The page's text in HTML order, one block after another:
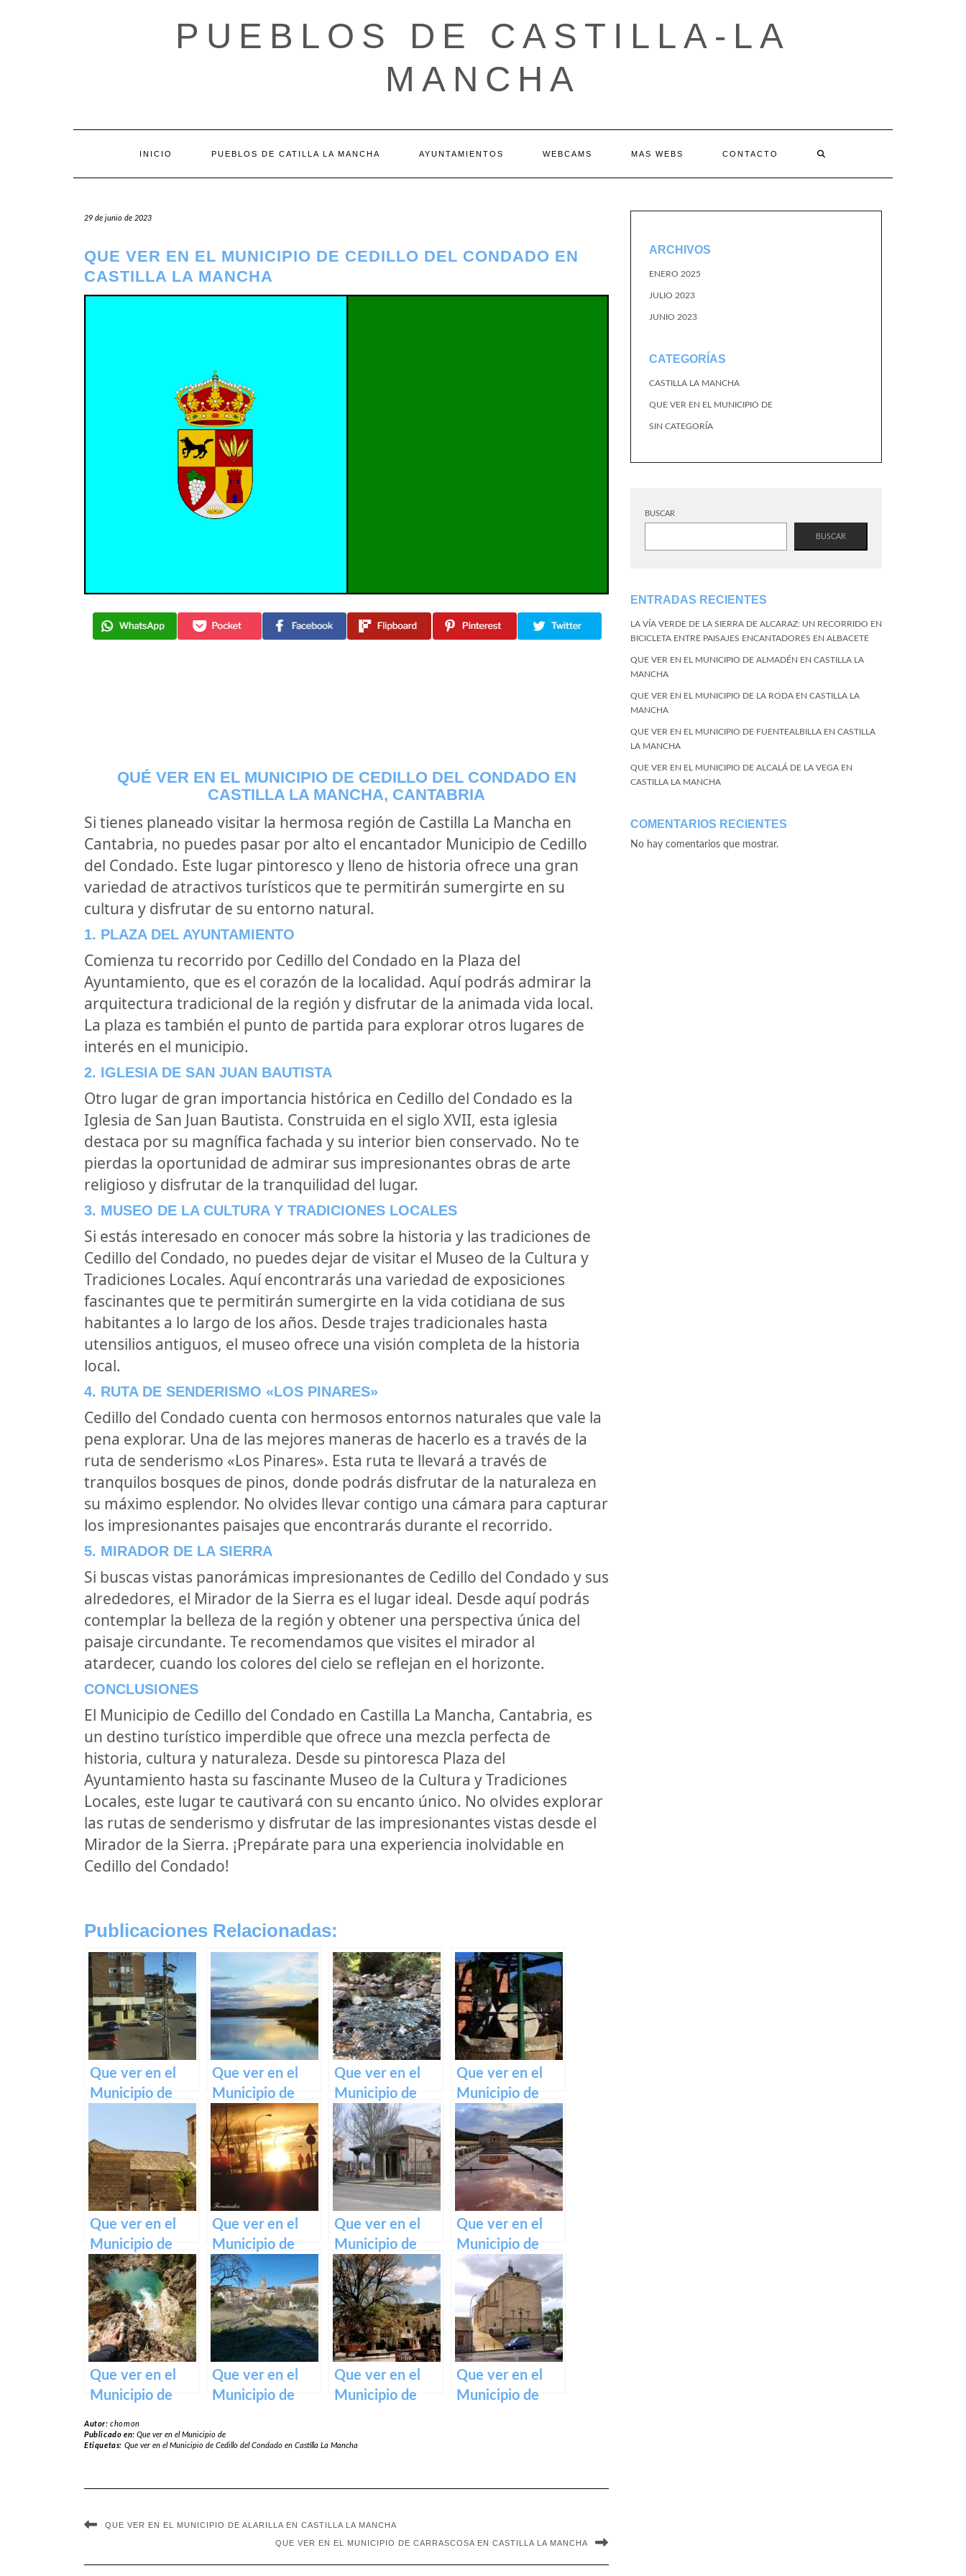
PUEBLOS DE CASTILLA-LA
MANCHA
INICIO PUEBLOS DE CATILLA LA MANCHA AYUNTAMIENTOS WEBCAMS MAS WEBS CONTACTO
29 de junio de 2023
QUE VER EN EL MUNICIPIO DE CEDILLO DEL CONDADO EN
CASTILLA LA MANCHA
QUÉ VER EN EL MUNICIPIO DE CEDILLO DEL CONDADO EN
CASTILLA LA MANCHA, CANTABRIA
Si tienes planeado visitar la hermosa región de Castilla La Mancha en
Cantabria, no puedes pasar por alto el encantador Municipio de Cedillo
del Condado. Este lugar pintoresco y lleno de historia ofrece una gran
variedad de atractivos turísticos que te permitirán sumergirte en su
cultura y disfrutar de su entorno natural.
1. PLAZA DEL AYUNTAMIENTO
Comienza tu recorrido por Cedillo del Condado en la Plaza del
Ayuntamiento, que es el corazón de la localidad. Aquí podrás admirar la
arquitectura tradicional de la región y disfrutar de la animada vida local.
La plaza es también el punto de partida para explorar otros lugares de
interés en el municipio.
2. IGLESIA DE SAN JUAN BAUTISTA
Otro lugar de gran importancia histórica en Cedillo del Condado es la
Iglesia de San Juan Bautista. Construida en el siglo XVII, esta iglesia
destaca por su magnífica fachada y su interior bien conservado. No te
pierdas la oportunidad de admirar sus impresionantes obras de arte
religioso y disfrutar de la tranquilidad del lugar.
3. MUSEO DE LA CULTURA Y TRADICIONES LOCALES
Si estás interesado en conocer más sobre la historia y las tradiciones de
Cedillo del Condado, no puedes dejar de visitar el Museo de la Cultura y
Tradiciones Locales. Aquí encontrarás una variedad de exposiciones
fascinantes que te permitirán sumergirte en la vida cotidiana de sus
habitantes a lo largo de los años. Desde trajes tradicionales hasta
utensilios antiguos, el museo ofrece una visión completa de la historia
local.
4. RUTA DE SENDERISMO «LOS PINARES»
Cedillo del Condado cuenta con hermosos entornos naturales que vale la
pena explorar. Una de las mejores maneras de hacerlo es a través de la
ruta de senderismo «Los Pinares». Esta ruta te llevará a través de
tranquilos bosques de pinos, donde podrás disfrutar de la naturaleza en
su máximo esplendor. No olvides llevar contigo una cámara para capturar
los impresionantes paisajes que encontrarás durante el recorrido.
5. MIRADOR DE LA SIERRA
Si buscas vistas panorámicas impresionantes de Cedillo del Condado y sus
alrededores, el Mirador de la Sierra es el lugar ideal. Desde aquí podrás
contemplar la belleza de la región y obtener una perspectiva única del
paisaje circundante. Te recomendamos que visites el mirador al
atardecer, cuando los colores del cielo se reflejan en el horizonte.
CONCLUSIONES
El Municipio de Cedillo del Condado en Castilla La Mancha, Cantabria, es
un destino turístico imperdible que ofrece una mezcla perfecta de
historia, cultura y naturaleza. Desde su pintoresca Plaza del
Ayuntamiento hasta su fascinante Museo de la Cultura y Tradiciones
Locales, este lugar te cautivará con su encanto único. No olvides explorar
las rutas de senderismo y disfrutar de las impresionantes vistas desde el
Mirador de la Sierra. ¡Prepárate para una experiencia inolvidable en
Cedillo del Condado!
Publicaciones Relacionadas:
Que ver en el
Municipio de
Olías del Rey en
Mancha
Que ver en el
Municipio de
Huérmeces del
Cerro en Castilla
La Mancha
Que ver en el
Municipio de
Valdemanco del
Esteras en
Castilla La
Mancha
Que ver en el
Municipio de
Motilla del
Palancar en
Castilla La
Mancha
Que ver en el
Municipio de
Barchín del
Hoyo en Castilla
La Mancha
Que ver en el
Municipio de
Cabezarrubias
del Puerto en
Castilla La
Mancha
Que ver en el
Municipio de
Fontanar en
Castilla La
Mancha
Que ver en el
Municipio de
Saelices de la Sal
en Castilla La
Mancha
Que ver en el
Municipio de
Castilla La
Que ver en el
Municipio de
Castilla La
Que ver en el
Municipio de
Que ver en el
Municipio de
Autor:chomon
Publicado en:Que ver en el Municipio de
Etiquetas: Que ver en el Municipio de Cedillo del Condado en Castilla La Mancha
QUE VER EN EL MUNICIPIO DE ALARILLA EN CASTILLA LA MANCHA
QUE VER EN EL MUNICIPIO DE CARRASCOSA EN CASTILLA LA MANCHA
ARCHIVOS
ENERO 2025
JULIO 2023
JUNIO 2023
CATEGORÍAS
CASTILLA LA MANCHA
QUE VER EN EL MUNICIPIO DE
SIN CATEGORÍA
BUSCAR
BUSCAR
ENTRADAS RECIENTES
LA VÍA VERDE DE LA SIERRA DE ALCARAZ: UN RECORRIDO EN
BICICLETA ENTRE PAISAJES ENCANTADORES EN ALBACETE
QUE VER EN EL MUNICIPIO DE ALMADÉN EN CASTILLA LA
MANCHA
QUE VER EN EL MUNICIPIO DE LA RODA EN CASTILLA LA
MANCHA
QUE VER EN EL MUNICIPIO DE FUENTEALBILLA EN CASTILLA
LA MANCHA
QUE VER EN EL MUNICIPIO DE ALCALÁ DE LA VEGA EN
CASTILLA LA MANCHA
COMENTARIOS RECIENTES
No hay comentarios que mostrar.